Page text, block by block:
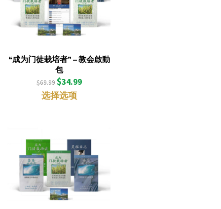
“成为门徒栽培者” – 教会啟動
包
$69.99 $34.99
选择选项